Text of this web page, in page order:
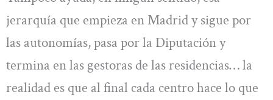
jerarquía que empieza en Madrid y sigue por
las autonomías, pasa por la Diputación y
termina en las gestoras de las residencias… la
realidad es que al final cada centro hace lo que